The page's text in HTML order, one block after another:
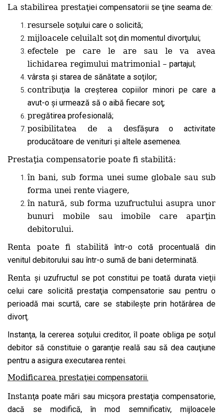
La stabilirea prestaţiei compensatorii se ţine seama de:
resursele soţului care o solicită;
mijloacele celuilalt soţ din momentul divorţului;
efectele pe care le are sau le va avea
lichidarea regimului matrimonial – partajul;
vârsta şi starea de sănătate a soţilor;
contribuţia la creşterea copiilor minori pe care a
avut-o şi urmează să o aibă fiecare soţ;
pregătirea profesională;
posibilitatea de a desfăşura o activitate
producătoare de venituri şi altele asemenea.
Prestaţia compensatorie poate fi stabilită:
în bani, sub forma unei sume globalesau sub
forma unei rente viagere,
în natură, sub forma uzufructului asupra unor
bunuri mobile sau imobile care aparţin
debitorului.
Renta poate fi stabilită într-o cotă procentuală din
venitul debitorului sau într-o sumă de bani determinată.
Rentaşi uzufructul se pot constitui pe toată durata vieţii
celui care solicită prestaţia compensatorie sau pentru o
perioadă mai scurtă, care se stabileşte prin hotărârea de
divorţ.
Instanţa, la cererea soţului creditor, îl poate obliga pe soţul
debitor să constituie o garanţie reală sau să dea cauţiune
pentru a asigura executarea rentei.
Modificarea prestaţiei compensatorii.
Instanţa poate mări sau micşora prestaţia compensatorie,
dacă se modifică, în mod semnificativ, mijloacele